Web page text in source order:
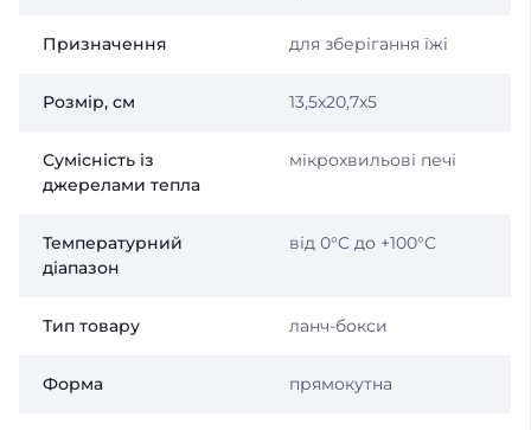
Призначення для зберігання їжі
Розмір, см 13,5x20,7x5
Сумісність із
джерелами тепла
мікрохвильові печі
Температурний
діапазон
від 0°C до +100°C
Тип товару ланч-бокси
Форма прямокутна